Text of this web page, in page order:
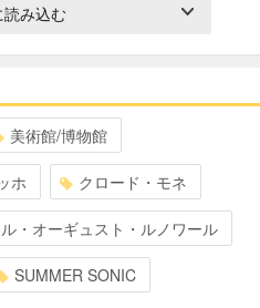
読み込む
美術館/博物館
ホ クロード・モネ
・オーギュスト・ルノワール
SUMMER SONIC